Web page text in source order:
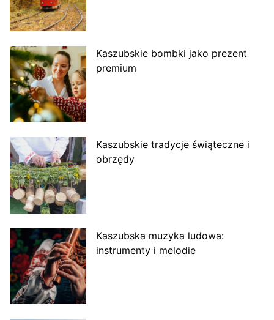
Kaszubskie bombki jako prezent
premium
Kaszubskie tradycje świąteczne i
obrzędy
Kaszubska muzyka ludowa:
instrumenty i melodie